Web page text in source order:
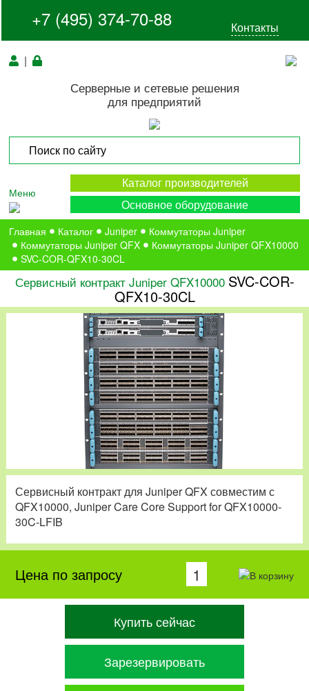
+7 (495) 374-70-88 Контакты
|
Серверные и сетевые решения
для предприятий
Меню
Каталог производителей
Основное оборудование
Главная Каталог Juniper
Коммутаторы Juniper
Коммутаторы Juniper QFX
Коммутаторы Juniper QFX10000
SVC-COR-QFX10-30CL
Сервисный контракт Juniper QFX10000 SVC-COR-
QFX10-30CL
Сервисный контракт для Juniper QFX совместим с
QFX10000, Juniper Care Core Support for QFX10000-
30C-LFIB
Цена по запросу
Купить сейчас
Зарезервировать